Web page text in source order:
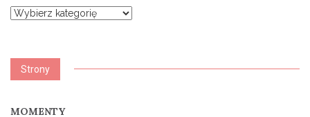
Kategorie
Strony
MOMENTY